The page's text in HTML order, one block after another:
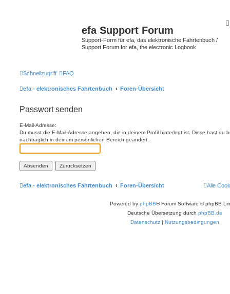
efa Support Forum
Support-Form für efa, das elektronische Fahrtenbuch /
Support Forum for efa, the electronic Logbook
Schnellzugriff FAQ
efa - elektronisches Fahrtenbuch Foren-Übersicht
Passwort senden
E-Mail-Adresse:
Du musst die E-Mail-Adresse angeben, die in deinem Profil hinterlegt ist. Diese hast du
nachträglich in deinem persönlichen Bereich geändert.
efa - elektronisches Fahrtenbuch Foren-Übersicht Alle
Powered by phpBB® Forum Software © phpBB
Deutsche Übersetzung durch phpBB.de
Datenschutz | Nutzungsbedingungen